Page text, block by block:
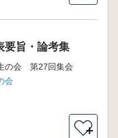
旨・論考集
の会 第27回集会
会
＋